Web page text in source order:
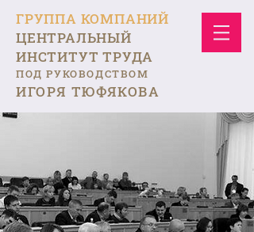
ГРУППА КОМПАНИЙ
ЦЕНТРАЛЬНЫЙ
ИНСТИТУТ ТРУДА
ПОД РУКОВОДСТВОМ
ИГОРЯ ТЮФЯКОВА